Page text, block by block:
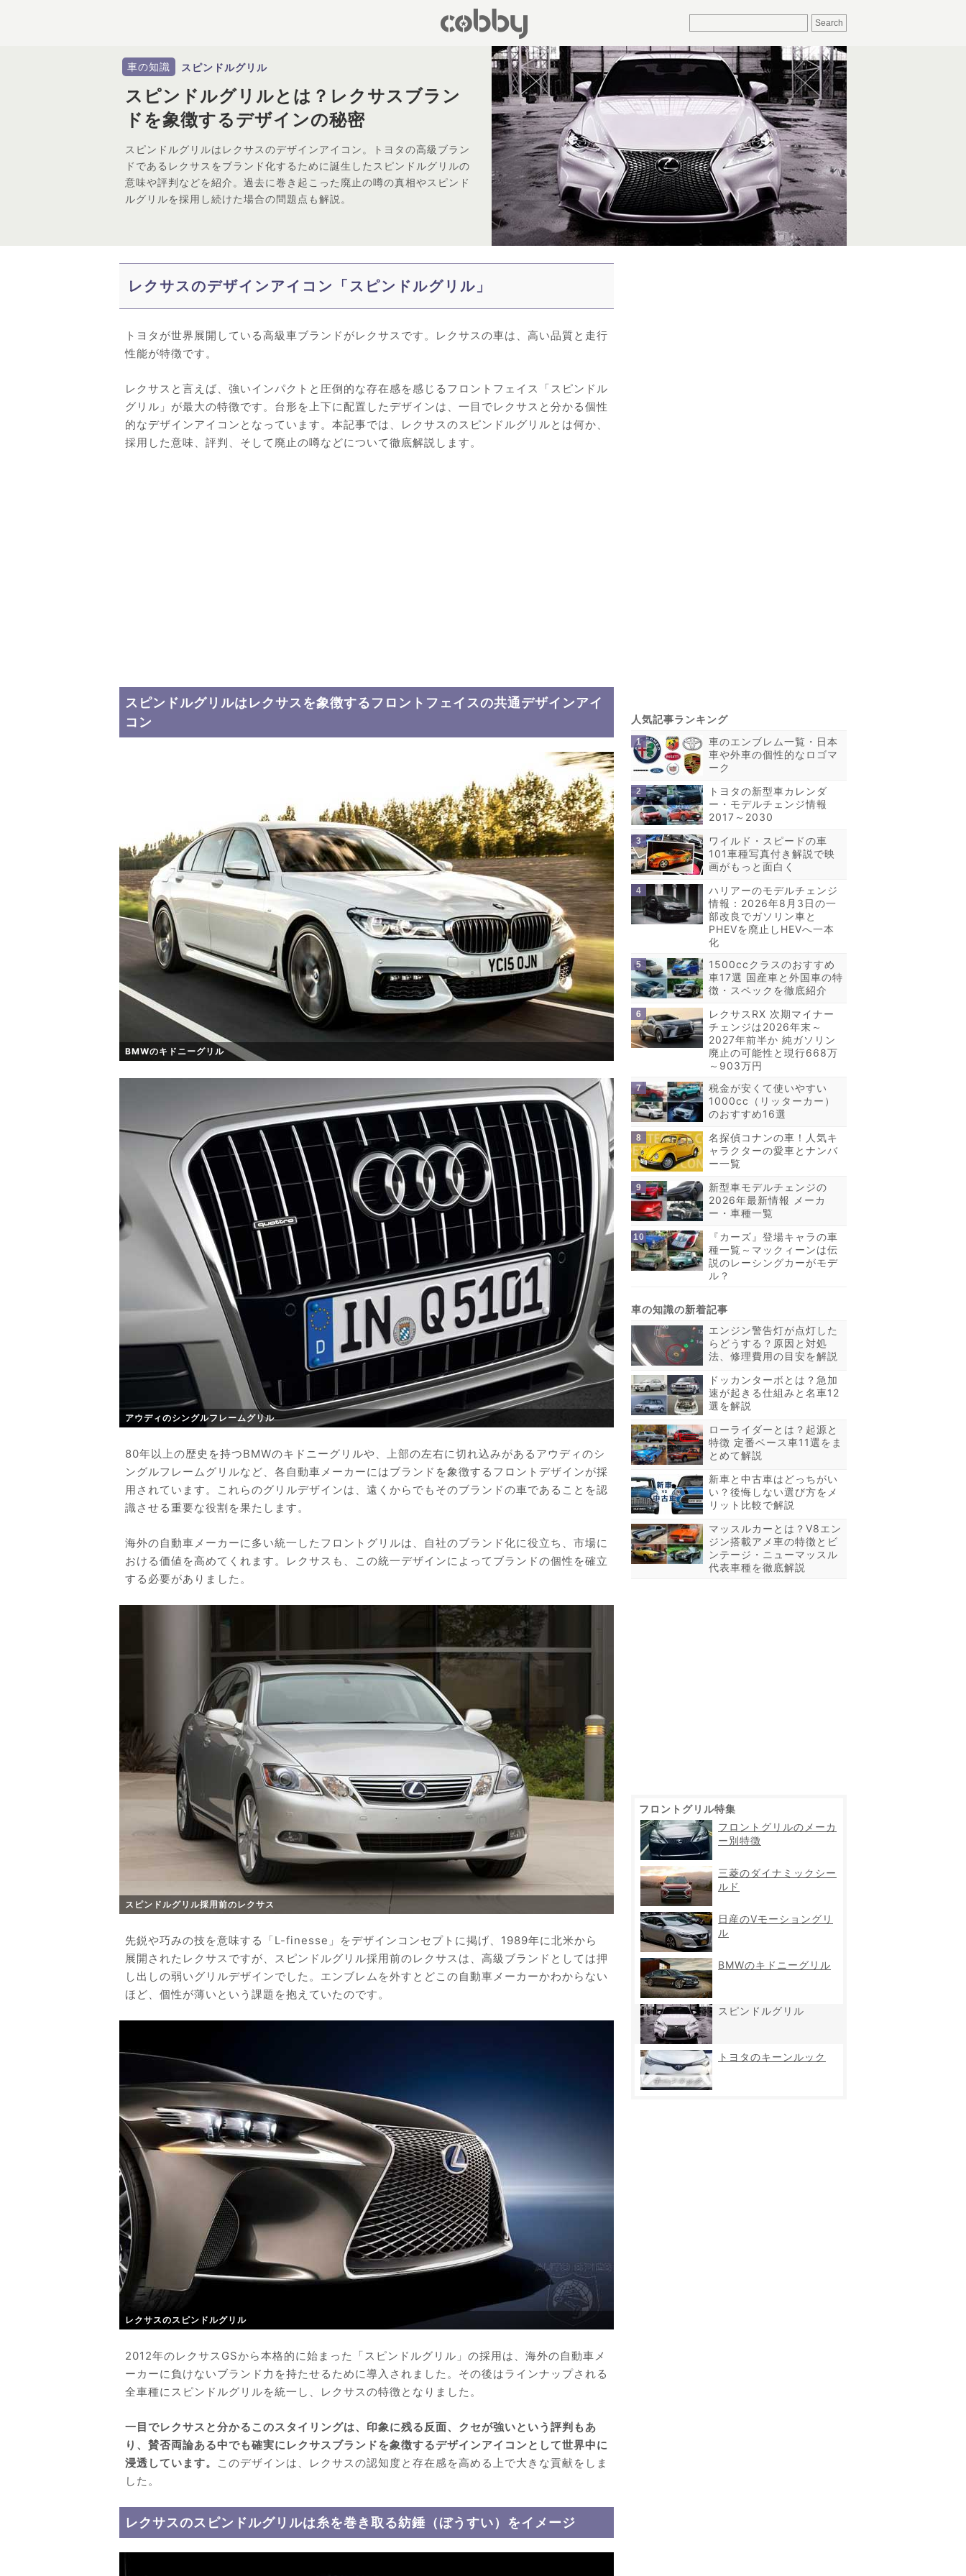
車の知識 スピンドルグリル
スピンドルグリルとは？レクサスブラン
ドを象徴するデザインの秘密
スピンドルグリルはレクサスのデザインアイコン。トヨタの高級ブラン
ドであるレクサスをブランド化するために誕生したスピンドルグリルの
意味や評判などを紹介。過去に巻き起こった廃止の噂の真相やスピンド
ルグリルを採用し続けた場合の問題点も解説。
レクサスのデザインアイコン「スピンドルグリル」
トヨタが世界展開している高級車ブランドがレクサスです。レクサスの車は、高い品質と走行
性能が特徴です。
レクサスと言えば、強いインパクトと圧倒的な存在感を感じるフロントフェイス「スピンドル
グリル」が最大の特徴です。台形を上下に配置したデザインは、一目でレクサスと分かる個性
的なデザインアイコンとなっています。本記事では、レクサスのスピンドルグリルとは何か、
採用した意味、評判、そして廃止の噂などについて徹底解説します。
スピンドルグリルはレクサスを象徴するフロントフェイスの共通デザインアイ
コン
BMWのキドニーグリル
アウディのシングルフレームグリル
80年以上の歴史を持つBMWのキドニーグリルや、上部の左右に切れ込みがあるアウディのシ
ングルフレームグリルなど、各自動車メーカーにはブランドを象徴するフロントデザインが採
用されています。これらのグリルデザインは、遠くからでもそのブランドの車であることを認
識させる重要な役割を果たします。
海外の自動車メーカーに多い統一したフロントグリルは、自社のブランド化に役立ち、市場に
おける価値を高めてくれます。レクサスも、この統一デザインによってブランドの個性を確立
する必要がありました。
スピンドルグリル採用前のレクサス
先鋭や巧みの技を意味する「L-finesse」をデザインコンセプトに掲げ、1989年に北米から
展開されたレクサスですが、スピンドルグリル採用前のレクサスは、高級ブランドとしては押
し出しの弱いグリルデザインでした。エンブレムを外すとどこの自動車メーカーかわからない
ほど、個性が薄いという課題を抱えていたのです。
レクサスのスピンドルグリル
2012年のレクサスGSから本格的に始まった「スピンドルグリル」の採用は、海外の自動車メ
ーカーに負けないブランド力を持たせるために導入されました。その後はラインナップされる
全車種にスピンドルグリルを統一し、レクサスの特徴となりました。
一目でレクサスと分かるこのスタイリングは、印象に残る反面、クセが強いという評判もあ
り、賛否両論ある中でも確実にレクサスブランドを象徴するデザインアイコンとして世界中に
浸透しています。
このデザインは、レクサスの認知度と存在感を高める上で大きな貢献をしま
した。
レクサスのスピンドルグリルは糸を巻き取る紡錘（ぼうすい）をイメージ
車のエンブレム一覧・日本
車や外車の個性的なロゴマ
ーク
トヨタの新型車カレンダ
ー・モデルチェンジ情報
2017～2030
ワイルド・スピードの車
101車種写真付き解説で映
画がもっと面白く
ハリアーのモデルチェンジ
情報：2026年8月3日の一
部改良でガソリン車と
PHEVを廃止しHEVへ一本
化
1500ccクラスのおすすめ
車17選 国産車と外国車の特
徴・スペックを徹底紹介
レクサスRX 次期マイナー
チェンジは2026年末～
2027年前半か 純ガソリン
廃止の可能性と現行668万
～903万円
税金が安くて使いやすい
1000cc（リッターカー）
のおすすめ16選
名探偵コナンの車！人気キ
ャラクターの愛車とナンバ
ー一覧
新型車モデルチェンジの
2026年最新情報 メーカ
ー・車種一覧
『カーズ』登場キャラの車
種一覧～マックィーンは伝
説のレーシングカーがモデ
ル？
エンジン警告灯が点灯した
らどうする？原因と対処
法、修理費用の目安を解説
ドッカンターボとは？急加
速が起きる仕組みと名車12
選を解説
ローライダーとは？起源と
特徴 定番ベース車11選をま
とめて解説
新車と中古車はどっちがい
い？後悔しない選び方をメ
リット比較で解説
マッスルカーとは？V8エン
ジン搭載アメ車の特徴とビ
ンテージ・ニューマッスル
代表車種を徹底解説
フロントグリル特集
フロントグリルのメーカ
ー別特徴
三菱のダイナミックシー
ルド
日産のVモーショングリ
ル
BMWのキドニーグリル
スピンドルグリル
トヨタのキーンルック